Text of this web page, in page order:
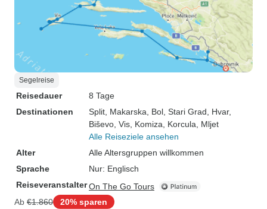
Segelreise
Reisedauer
8 Tage
Destinationen
Split , Makarska , Bol , Stari Grad , Hvar,
Biševo , Vis , Komiza , Korcula , Mljet
Alle Reiseziele ansehen
Alter
Alle Altersgruppen willkommen
Sprache
Nur: Englisch
ReiseveranstalterOn The Go Tours
Ab €1.860 20% sparen